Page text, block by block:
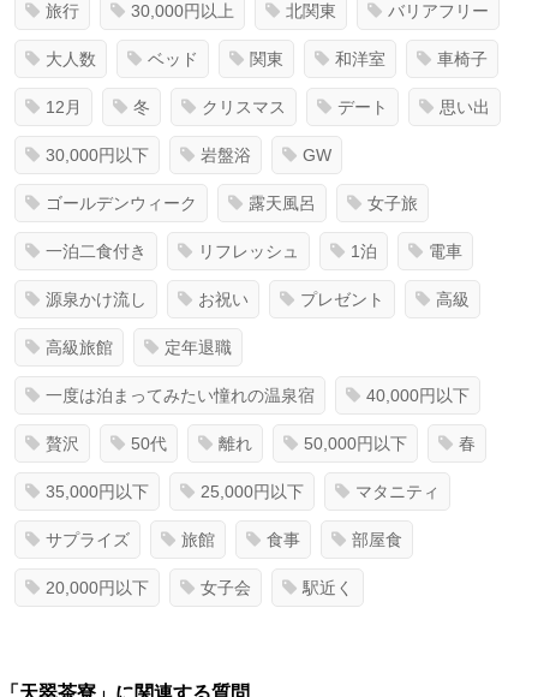
旅行 30,000円以上 北関東 バリアフリー
大人数 ベッド 関東 和洋室 車椅子
12月 冬 クリスマス デート 思い出
30,000円以下 岩盤浴 GW
ゴールデンウィーク 露天風呂 女子旅
一泊二食付き リフレッシュ 1泊 電車
源泉かけ流し お祝い プレゼント 高級
高級旅館 定年退職
一度は泊まってみたい憧れの温泉宿 40,000円以下
贅沢 50代 離れ 50,000円以下 春
35,000円以下 25,000円以下 マタニティ
サプライズ 旅館 食事 部屋食
20,000円以下 女子会 駅近く